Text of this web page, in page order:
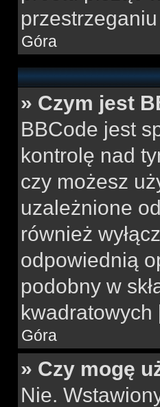
Góra
» Czym jest
BBCode jest
kontrolę nad
czy możesz
uzależnione
również
odpowiednią
podobny w
kwadratowych
Góra
» Czy mogę
Nie.